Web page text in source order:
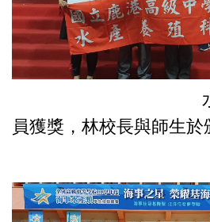
水產養殖
員獲獎，林校長與師生於